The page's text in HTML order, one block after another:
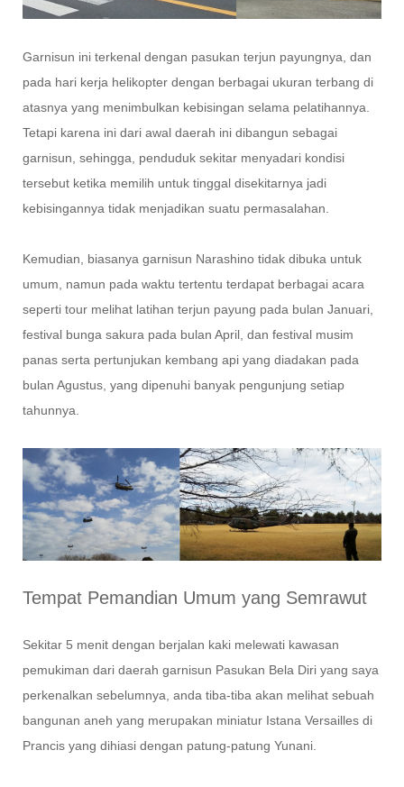
Garnisun ini terkenal dengan pasukan terjun payungnya, dan
pada hari kerja helikopter dengan berbagai ukuran terbang di
atasnya yang menimbulkan kebisingan selama pelatihannya.
Tetapi karena ini dari awal daerah ini dibangun sebagai
garnisun, sehingga, penduduk sekitar menyadari kondisi
tersebut ketika memilih untuk tinggal disekitarnya jadi
kebisingannya tidak menjadikan suatu permasalahan.
Kemudian, biasanya garnisun Narashino tidak dibuka untuk
umum, namun pada waktu tertentu terdapat berbagai acara
seperti tour melihat latihan terjun payung pada bulan Januari,
festival bunga sakura pada bulan April, dan festival musim
panas serta pertunjukan kembang api yang diadakan pada
bulan Agustus, yang dipenuhi banyak pengunjung setiap
tahunnya.
Tempat Pemandian Umum yang Semrawut
Sekitar 5 menit dengan berjalan kaki melewati kawasan
pemukiman dari daerah garnisun Pasukan Bela Diri yang saya
perkenalkan sebelumnya, anda tiba-tiba akan melihat sebuah
bangunan aneh yang merupakan miniatur Istana Versailles di
Prancis yang dihiasi dengan patung-patung Yunani.